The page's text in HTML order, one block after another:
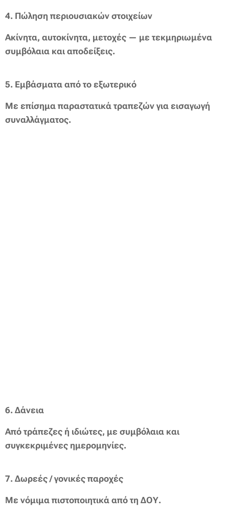
4. Πώληση περιουσιακών στοιχείων
Ακίνητα, αυτοκίνητα, μετοχές — με τεκμηριωμένα
συμβόλαια και αποδείξεις.
5. Εμβάσματα από το εξωτερικό
Με επίσημα παραστατικά τραπεζών για εισαγωγή
συναλλάγματος.
6. Δάνεια
Από τράπεζες ή ιδιώτες, με συμβόλαια και
συγκεκριμένες ημερομηνίες.
7. Δωρεές / γονικές παροχές
Με νόμιμα πιστοποιητικά από τη ΔΟΥ.